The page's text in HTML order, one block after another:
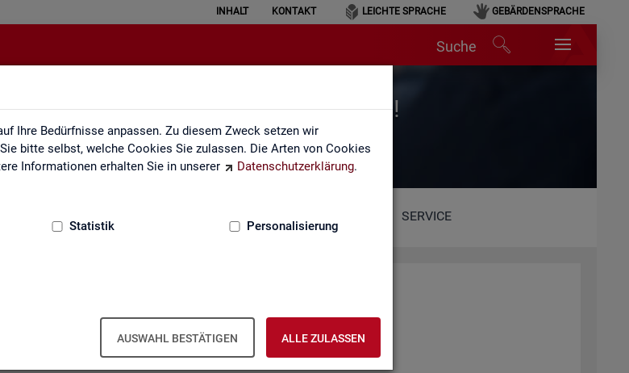
Ihre Bedürfnisse anpassen. Zu diesem Zweck setzen wir
bitte selbst, welche Cookies Sie zulassen. Die Arten von Cookies
Informationen erhalten Sie in unserer
Datenschutzerklärung.
Statistik Personalisierung
AUSWAHL BESTÄTIGEN ALLE ZULASSEN
INHALT KONTAKT LEICHTE SPRACHE GEBÄRDENSPRACHE
Suche
der Bundesagentur für Arbeit!
SERVICE